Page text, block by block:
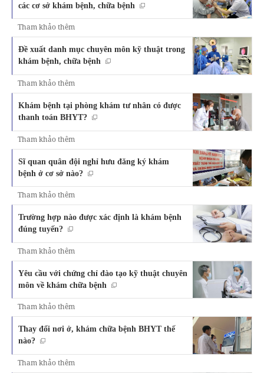
các cơ sở khám bệnh, chữa bệnh
Tham khảo thêm
Đề xuất danh mục chuyên môn kỹ thuật trong
khám bệnh, chữa bệnh
Tham khảo thêm
Khám bệnh tại phòng khám tư nhân có được
thanh toán BHYT?
Tham khảo thêm
Sĩ quan quân đội nghỉ hưu đăng ký khám
bệnh ở cơ sở nào?
Tham khảo thêm
Trường hợp nào được xác định là khám bệnh
đúng tuyến?
Tham khảo thêm
Yêu cầu với chứng chỉ đào tạo kỹ thuật chuyên
môn về khám chữa bệnh
Tham khảo thêm
Thay đổi nơi ở, khám chữa bệnh BHYT thế
nào?
Tham khảo thêm